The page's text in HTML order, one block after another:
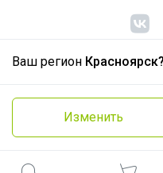
Ваш регион Красноярск?
Изменить
© ООО "Лявита", ОГРН
Политика